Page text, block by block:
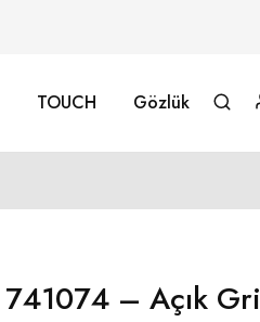
TOUCH Gözlük
– Açık Gri